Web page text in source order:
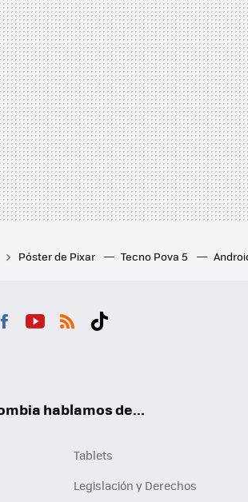
Póster de Pixar Tecno Pova 5
hablamos de...
Tablets
Legislación y Derechos